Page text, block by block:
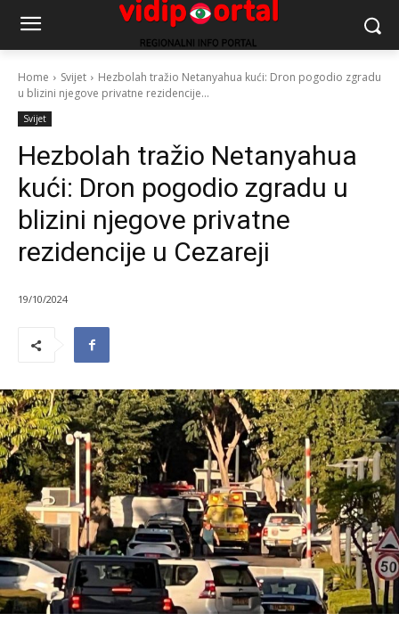
Home Svijet
Hezbolah tražio Netanyahua kući: Dron pogodio zgradu
u blizini njegove privatne rezidencije...
Svijet
Hezbolah tražio Netanyahua
kući: Dron pogodio zgradu u
blizini njegove privatne
rezidencije u Cezareji
19/10/2024